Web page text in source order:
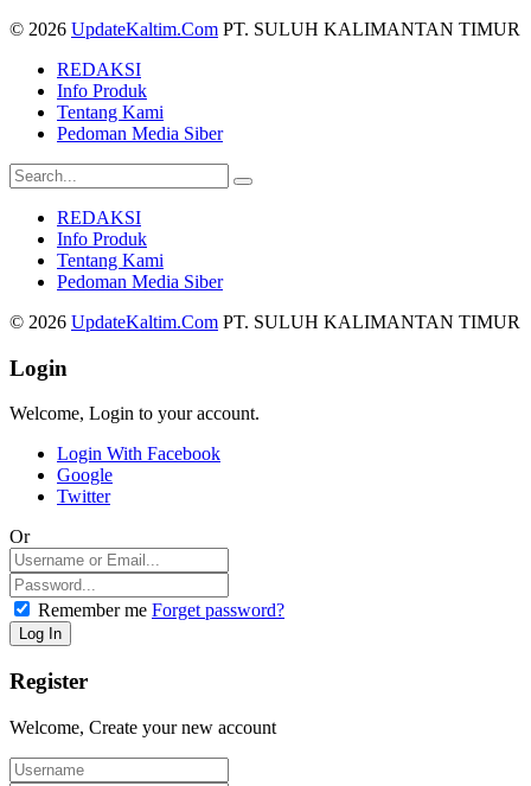
© 2026 UpdateKaltim.Com PT. SULUH KALIMANTAN TIMUR
REDAKSI
Info Produk
Tentang Kami
Pedoman Media Siber
REDAKSI
Info Produk
Tentang Kami
Pedoman Media Siber
© 2026 UpdateKaltim.Com PT. SULUH KALIMANTAN TIMUR
Login
Welcome, Login to your account.
Login With Facebook
Google
Twitter
Or
Remember me Forget password?
Register
Welcome, Create your new account